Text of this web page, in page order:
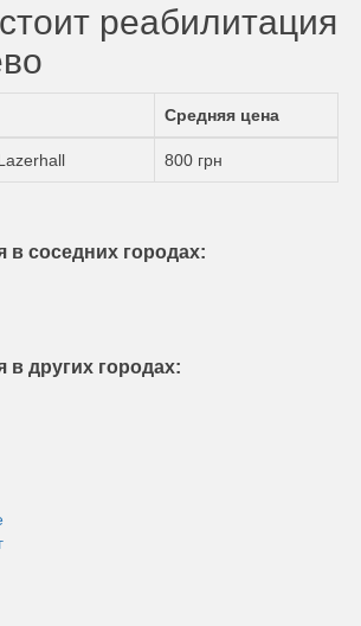
реабилитация
Средняя цена
800 грн
в соседних городах:
в других городах: